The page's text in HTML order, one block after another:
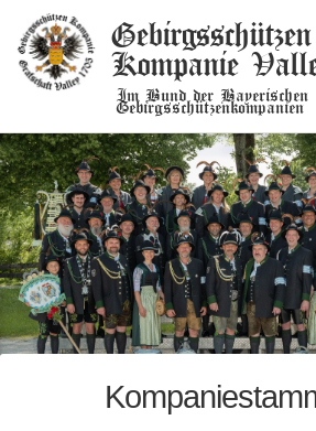
Gebirgsschützen
Kompanie
Im Bund der Bayerischen
Gebirgsschützenkompanien